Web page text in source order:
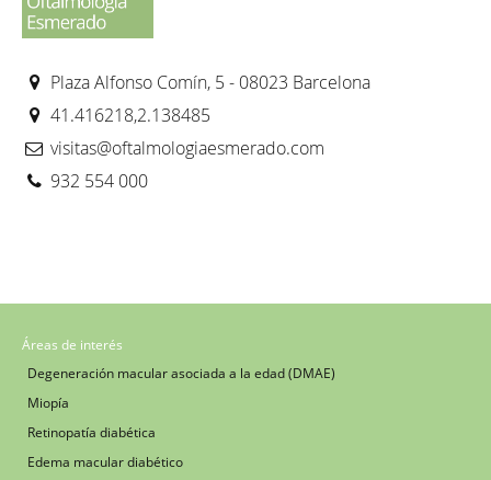
Plaza Alfonso Comín, 5 - 08023 Barcelona
41.416218,2.138485
visitas@oftalmologiaesmerado.com
932 554 000
Áreas de interés
Degeneración macular asociada a la edad (DMAE)
Miopía
Retinopatía diabética
Edema macular diabético